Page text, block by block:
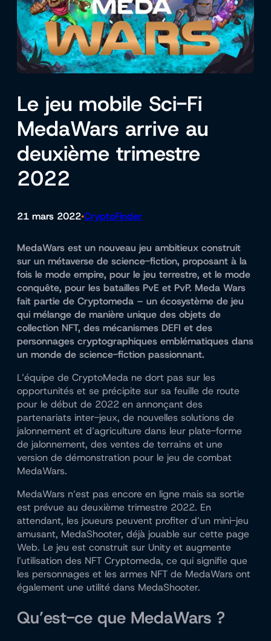
Le jeu mobile Sci-Fi
MedaWars arrive au
deuxième trimestre
2022
21 mars 2022•CryptoFinder
MedaWars est un nouveau jeu ambitieux construit
sur un métaverse de science-fiction, proposant à la
fois le mode empire, pour le jeu terrestre, et le mode
conquête, pour les batailles PvE et PvP. Meda Wars
fait partie de Cryptomeda – un écosystème de jeu
qui mélange de manière unique des objets de
collection NFT, des mécanismes DEFI et des
personnages cryptographiques emblématiques dans
un monde de science-fiction passionnant.
L’équipe de CryptoMeda ne dort pas sur les
opportunités et se précipite sur sa feuille de route
pour le début de 2022 en annonçant des
partenariats inter-jeux, de nouvelles solutions de
jalonnement et d’agriculture dans leur plate-forme
de jalonnement, des ventes de terrains et une
version de démonstration pour le jeu de combat
MedaWars.
MedaWars n’est pas encore en ligne mais sa sortie
est prévue au deuxième trimestre 2022. En
attendant, les joueurs peuvent profiter d’un mini-jeu
amusant, MedaShooter, déjà jouable sur cette page
Web. Le jeu est construit sur Unity et augmente
l’utilisation des NFT Cryptomeda, ce qui signifie que
les personnages et les armes NFT de MedaWars ont
également une utilité dans MedaShooter.
Qu’est-ce que MedaWars ?